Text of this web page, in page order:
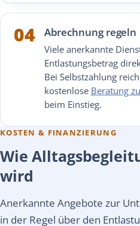
04 Abrechnung regeln
Viele anerkannte
Entlastungsbetrag
Bei Selbstzahlung
kostenlose Beratung
beim Einstieg.
KOSTEN & FINANZIERUNG
Wie
wird
Anerkannte Angebote zur
in der Regel über den